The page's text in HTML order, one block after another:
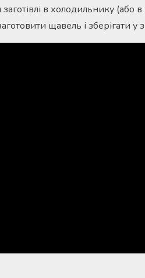
в холодильнику (або в
щавель і зберігати у